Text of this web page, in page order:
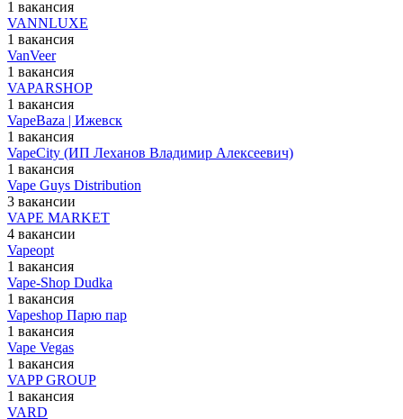
1 вакансия
VANNLUXE
1 вакансия
VanVeer
1 вакансия
VAPARSHOP
1 вакансия
VapeBaza | Ижевск
1 вакансия
VapeCity (ИП Леханов Владимир Алексеевич)
1 вакансия
Vape Guys Distribution
3 вакансии
VAPE MARKET
4 вакансии
Vapeopt
1 вакансия
Vape-Shop Dudka
1 вакансия
Vapeshop Парю пар
1 вакансия
Vape Vegas
1 вакансия
VAPP GROUP
1 вакансия
VARD